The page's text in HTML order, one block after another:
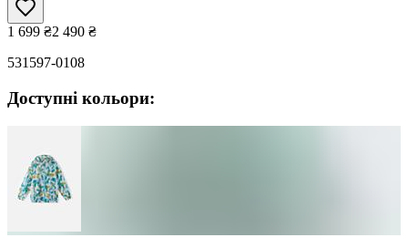
1 699 ₴2 490 ₴
531597-0108
Доступні кольори: